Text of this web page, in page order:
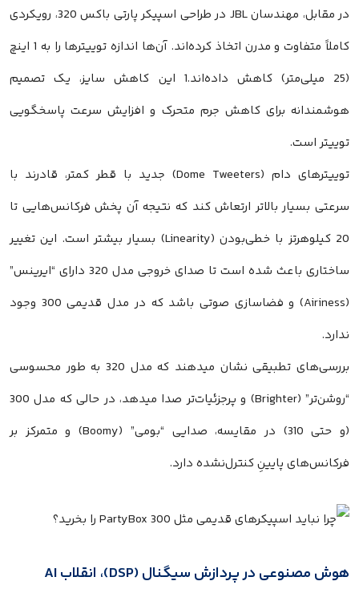
در مقابل، مهندسان JBL در طراحی اسپیکر پارتی باکس 320، رویکردی
کاملاً متفاوت و مدرن اتخاذ کرده‌اند. آن‌ها اندازه توییترها را به 1 اینچ
(25 میلی‌متر) کاهش داده‌اند.1 این کاهش سایز، یک تصمیم
هوشمندانه برای کاهش جرم متحرک و افزایش سرعت پاسخگویی
توییتر است.
توییترهای دام (Dome Tweeters) جدید با قطر کمتر، قادرند با
سرعتی بسیار بالاتر ارتعاش کند که نتیجه آن پخش فرکانس‌هایی تا
20 کیلوهرتز با خطی‌بودن (Linearity) بسیار بیشتر است. این تغییر
ساختاری باعث شده است تا صدای خروجی مدل 320 دارای “ایرینس”
(Airiness) و فضاسازی صوتی باشد که در مدل قدیمی 300 وجود
ندارد.
بررسی‌های تطبیقی نشان میدهند که مدل 320 به طور محسوسی
“روشن‌تر” (Brighter) و پرجزئیات‌تر صدا میدهد، در حالی که مدل 300
(و حتی 310) در مقایسه، صدایی “بومی” (Boomy) و متمرکز بر
فرکانس‌های پایینِ کنترل‌نشده دارد.
هوش مصنوعی در پردازش سیگنال (DSP)، انقلاب AI